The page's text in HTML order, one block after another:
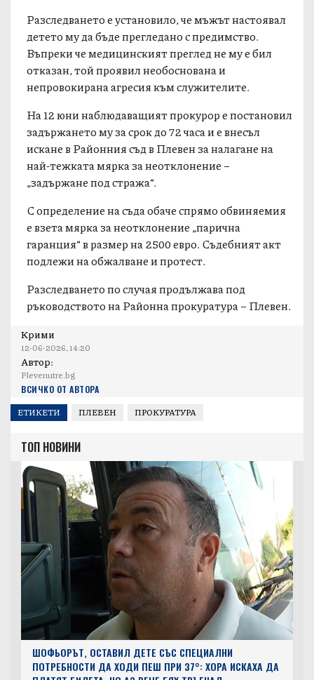
Крими
12-06-2026, 14:20
Автор:
Plevenutre.bg
ВСИЧКО ОТ АВТОРА
Разследването е установило, че мъжът настоявал
детето му да бъде прегледано с предимство.
Въпреки че медицинският преглед не му е бил
отказан, той проявил необоснована и
непровокирана агресия към служителите.
На 12 юни наблюдаващият прокурор е постановил
задържането му за срок до 72 часа и е внесъл
искане в Районния съд в Плевен за налагане на
най-тежката мярка за неотклонение –
„задържане под стража“.
С определение на съда обаче спрямо обвиняемия
е взета мярка за неотклонение „парична
гаранция“ в размер на 2500 евро. Съдебният акт
подлежи на обжалване и протест.
Разследването по случая продължава под
ръководството на Районна прокуратура – Плевен.
ЕТИКЕТИ ПЛЕВЕН ПРОКУРАТУРА
ТОП НОВИНИ
ШОФЬОРЪТ, ОСТАВИЛ ДЕТЕ СЪС СПЕЦИАЛНИ
ПОТРЕБНОСТИ ДА ХОДИ ПЕШ ПРИ 37°: ХОРА ИСКАХА ДА